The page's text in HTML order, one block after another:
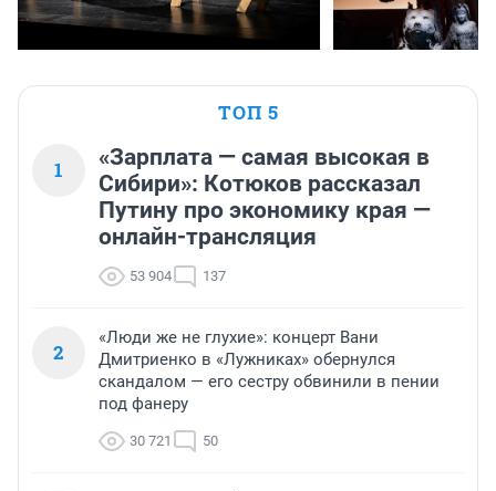
ТОП 5
1
«Зарплата — самая высокая в
Сибири»: Котюков рассказал
Путину про экономику края —
онлайн-трансляция
53 904 137
2
«Люди же не глухие»: концерт Вани
Дмитриенко в «Лужниках» обернулся
скандалом — его сестру обвинили в пении
под фанеру
30 721 50